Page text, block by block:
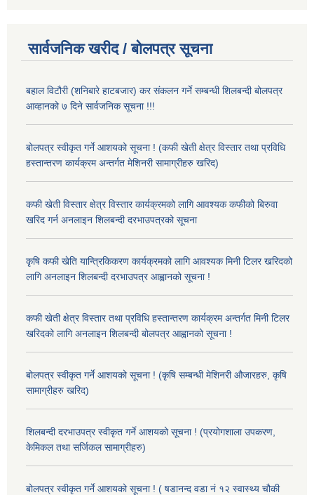
सार्वजनिक खरीद / बोलपत्र सूचना
बहाल विटौरी (शनिबारे हाटबजार) कर संकलन गर्ने सम्बन्धी शिलबन्दी बोलपत्र
आव्हानको ७ दिने सार्वजनिक सूचना !!!
बोलपत्र स्वीकृत गर्ने आशयको सूचना ! (कफी खेती क्षेत्र विस्तार तथा प्रविधि
हस्तान्तरण कार्यक्रम अन्तर्गत मेशिनरी सामाग्रीहरु खरिद)
कफी खेती विस्तार क्षेत्र विस्तार कार्यक्रमको लागि आवश्यक कफीको बिरुवा
खरिद गर्न अनलाइन शिलबन्दी दरभाउपत्रको सूचना
कृषि कफी खेति यान्त्रिकिकरण कार्यक्रमको लागि आवश्यक मिनी टिलर खरिदको
लागि अनलाइन शिलबन्दी दरभाउपत्र आह्वानको सूचना !
कफी खेती क्षेत्र विस्तार तथा प्रविधि हस्तान्तरण कार्यक्रम अन्तर्गत मिनी टिलर
खरिदको लागि अनलाइन शिलबन्दी बोलपत्र आह्वानको सूचना !
बोलपत्र स्वीकृत गर्ने आशयको सूचना ! (कृषि सम्बन्धी मेशिनरी औजारहरु, कृषि
सामाग्रीहरु खरिद)
शिलबन्दी दरभाउपत्र स्वीकृत गर्ने आशयको सूचना ! (प्रयोगशाला उपकरण,
केमिकल तथा सर्जिकल सामाग्रीहरु)
बोलपत्र स्वीकृत गर्ने आशयको सूचना ! ( षडानन्द वडा नं १२ स्वास्थ्य चौकी